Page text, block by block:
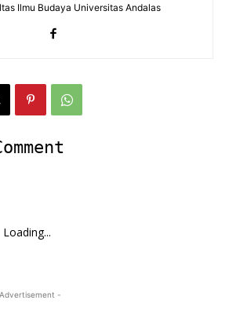
Ilmu Budaya Universitas Andalas
Loading...
-